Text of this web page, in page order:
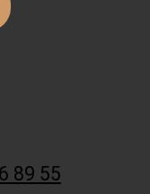
89 55